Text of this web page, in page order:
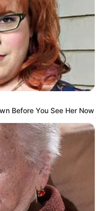
Before You See Her Now